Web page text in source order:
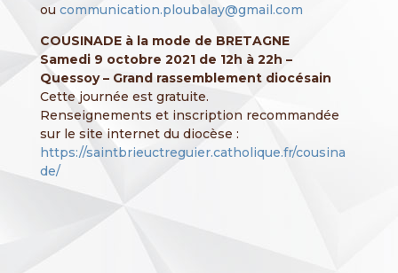
ou communication.ploubalay@gmail.com
COUSINADE à la mode de BRETAGNE
Samedi 9 octobre 2021 de 12h à 22h –
Quessoy – Grand rassemblement diocésain
Cette journée est gratuite.
Renseignements et inscription recommandée
sur le site internet du diocèse :
https://saintbrieuctreguier.catholique.fr/cousina
de/